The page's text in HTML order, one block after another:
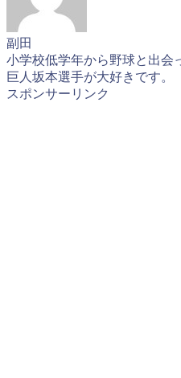
副田
小学校低学年から野球と出会
巨人坂本選手が大好きです。
スポンサーリンク